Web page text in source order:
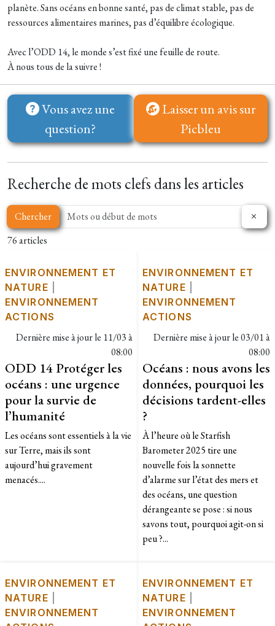
planète. Sans océans en bonne santé, pas de climat stable, pas de
ressources alimentaires marines, pas d’équilibre écologique.
Avec l’ODD 14, le monde s’est fixé une feuille de route.
À nous tous de la suivre !
Vous avez une
question?
Laisser un avis sur
Picbleu
Recherche de mots clefs dans les articles
Chercher
76 articles
ENVIRONNEMENT ET
NATURE
ENVIRONNEMENT
ACTIONS
Dernière mise à jour le 11/03 à
08:00
ODD 14 Protéger les
océans : une urgence
pour la survie de
l’humanité
Les océans sont essentiels à la vie
sur Terre, mais ils sont
aujourd’hui gravement
menacés....
ENVIRONNEMENT ET
NATURE
ENVIRONNEMENT
ACTIONS
Dernière mise à jour le03/01 à
08:00
Océans : nous avons les
données, pourquoi les
décisions tardent-elles
?
À l’heure où le Starfish
Barometer 2025 tire une
nouvelle fois la sonnette
d’alarme sur l’état des mers et
des océans, une question
dérangeante se pose : si nous
savons tout, pourquoi agit-on si
peu ?...
ENVIRONNEMENT ET
NATURE
ENVIRONNEMENT
ENVIRONNEMENT ET
NATURE
ENVIRONNEMENT